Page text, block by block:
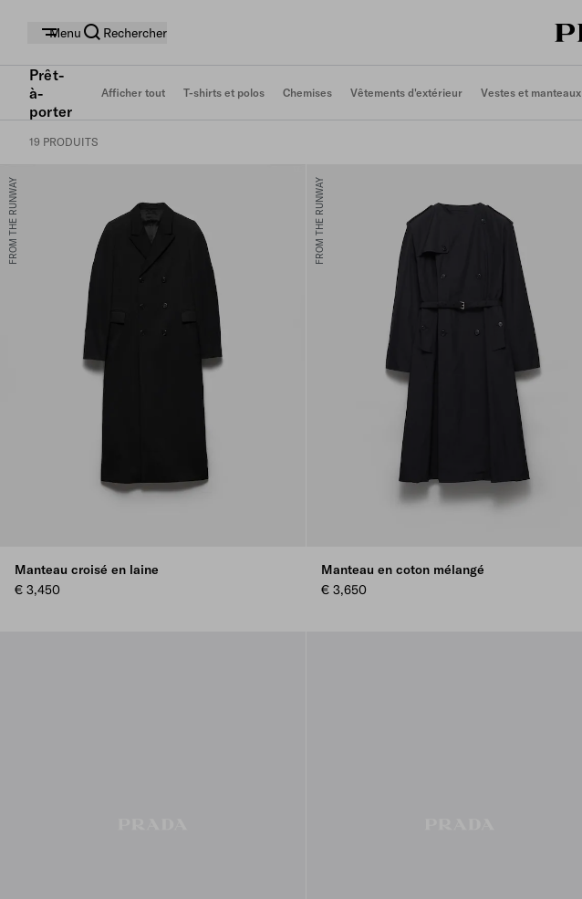
Menu Rechercher
Prêt-
à-
porter
Afficher tout T-shirts et polos Chemises Vêtements d'extérieur Vestes et manteaux
19 PRODUITS
FROM THE RUNWAY
Manteau croisé en laine
€ 3,450
FROM THE RUNWAY
Manteau en coton mélangé
€ 3,650